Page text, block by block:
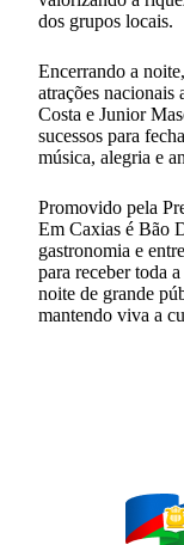
dos grupos locais.
Encerrando a
atrações
Costa e Junior
sucessos para
música, alegria e
Promovido pela
Em Caxias é Bão
gastronomia e
para receber toda
noite de grande
mantendo viva a